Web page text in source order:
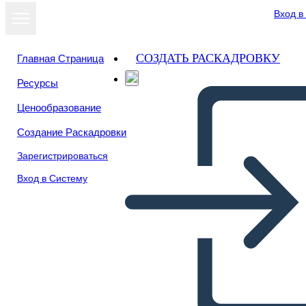
Вход
Главная Страница
Ресурсы
Ценообразование
Создание Раскадровки
Зарегистрироваться
Вход в Систему
СОЗДАТЬ РАСКАДРОВКУ